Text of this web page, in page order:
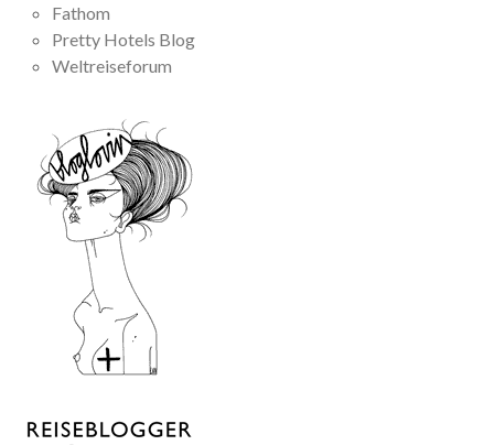
Fathom
Pretty Hotels Blog
Weltreiseforum